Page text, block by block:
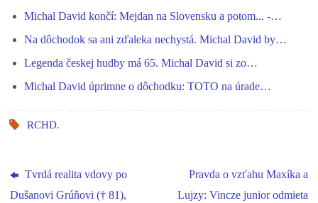
Michal David končí: Mejdan na Slovensku a potom... -…
Na dôchodok sa ani zďaleka nechystá. Michal David by…
Legenda českej hudby má 65. Michal David si zo…
Michal David úprimne o dôchodku: TOTO na úrade…
RCHD.
Tvrdá realita vdovy po
Dušanovi Grúňovi († 81),
Pravda o vzťahu Maxíka a
Lujzy: Vincze junior odmieta